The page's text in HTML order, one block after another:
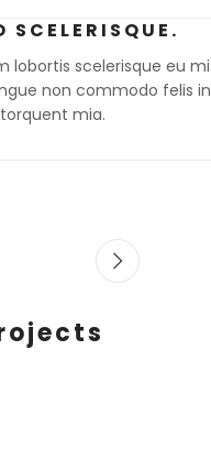
SCELERISQUE.
lobortis scelerisque eu
non commodo felis
mia.